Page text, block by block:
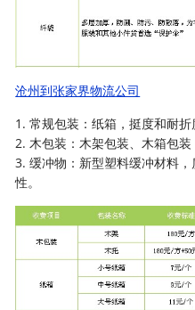
沧州到张家界物流公司
1. 常规包装：纸箱，挺度和耐折
2. 木包装：木架包装、木箱包装
3. 缓冲物：新型塑料缓冲材料
性。